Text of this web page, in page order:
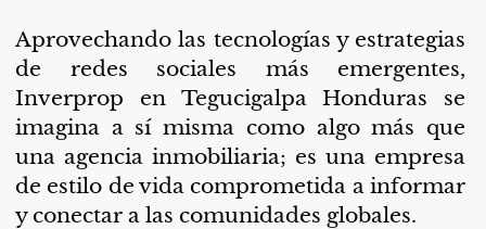
Aprovechando las tecnologías y estrategias
de redes sociales más emergentes,
Inverprop en Tegucigalpa Honduras se
imagina a sí misma como algo más que
una agencia inmobiliaria; es una empresa
de estilo de vida comprometida a informar
y conectar a las comunidades globales.